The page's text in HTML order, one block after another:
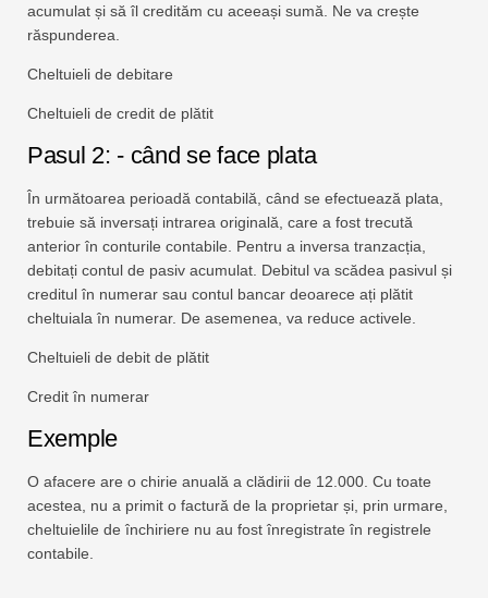
acumulat și să îl credităm cu aceeași sumă. Ne va crește
răspunderea.
Cheltuieli de debitare
Cheltuieli de credit de plătit
Pasul 2: - când se face plata
În următoarea perioadă contabilă, când se efectuează plata,
trebuie să inversați intrarea originală, care a fost trecută
anterior în conturile contabile. Pentru a inversa tranzacția,
debitați contul de pasiv acumulat. Debitul va scădea pasivul și
creditul în numerar sau contul bancar deoarece ați plătit
cheltuiala în numerar. De asemenea, va reduce activele.
Cheltuieli de debit de plătit
Credit în numerar
Exemple
O afacere are o chirie anuală a clădirii de 12.000. Cu toate
acestea, nu a primit o factură de la proprietar și, prin urmare,
cheltuielile de închiriere nu au fost înregistrate în registrele
contabile.